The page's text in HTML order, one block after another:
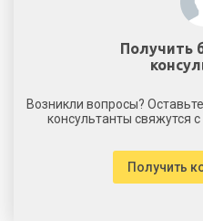
Получить
Возникли вопросы?
консультанты свяжутся
Получить